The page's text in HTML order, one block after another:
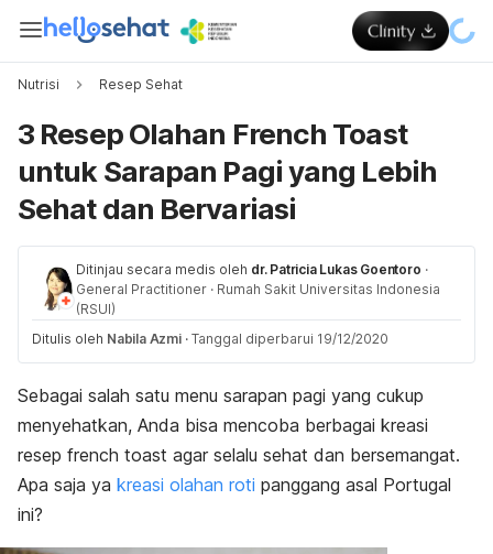
Nutrisi Resep Sehat
3 Resep Olahan French Toast
untuk Sarapan Pagi yang Lebih
Sehat dan Bervariasi
Ditinjau secara medis oleh dr. Patricia Lukas Goentoro ·
General Practitioner · Rumah Sakit Universitas Indonesia
(RSUI)
Ditulis oleh Nabila Azmi · Tanggal diperbarui 19/12/2020
Sebagai salah satu menu sarapan pagi yang cukup
menyehatkan, Anda bisa mencoba berbagai kreasi
resep french toast agar selalu sehat dan bersemangat.
Apa saja ya kreasi olahan roti panggang asal Portugal
ini?